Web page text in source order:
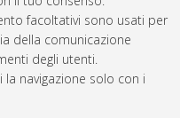
facoltativi sono usati per
della comunicazione
degli utenti.
navigazione solo con i
, 19 Ciclo.
7 20:45:03 2026 CEST